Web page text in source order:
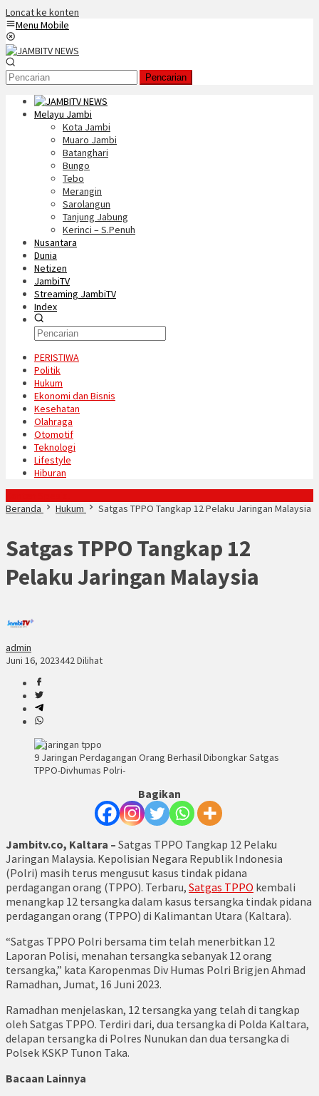
Loncat ke konten
Menu Mobile
Pencarian
Melayu Jambi
Kota Jambi
Muaro Jambi
Batanghari
Bungo
Tebo
Merangin
Sarolangun
Tanjung Jabung
Kerinci – S.Penuh
Nusantara
Dunia
Netizen
JambiTV
Streaming JambiTV
Index
PERISTIWA
Politik
Hukum
Ekonomi dan Bisnis
Kesehatan
Olahraga
Otomotif
Teknologi
Lifestyle
Hiburan
Beranda
Hukum Satgas TPPO Tangkap 12 Pelaku Jaringan Malaysia
Satgas TPPO Tangkap 12
Pelaku Jaringan Malaysia
admin
Juni 16, 2023442 Dilihat
9 Jaringan Perdagangan Orang Berhasil Dibongkar Satgas
TPPO-Divhumas Polri-
Bagikan
Jambitv.co, Kaltara – Satgas TPPO Tangkap 12 Pelaku
Jaringan Malaysia. Kepolisian Negara Republik Indonesia
(Polri) masih terus mengusut kasus tindak pidana
perdagangan orang (TPPO). Terbaru, Satgas TPPO kembali
menangkap 12 tersangka dalam kasus tersangka tindak pidana
perdagangan orang (TPPO) di Kalimantan Utara (Kaltara).
“Satgas TPPO Polri bersama tim telah menerbitkan 12
Laporan Polisi, menahan tersangka sebanyak 12 orang
tersangka,” kata Karopenmas Div Humas Polri Brigjen Ahmad
Ramadhan, Jumat, 16 Juni 2023.
Ramadhan menjelaskan, 12 tersangka yang telah di tangkap
oleh Satgas TPPO. Terdiri dari, dua tersangka di Polda Kaltara,
delapan tersangka di Polres Nunukan dan dua tersangka di
Polsek KSKP Tunon Taka.
Bacaan Lainnya